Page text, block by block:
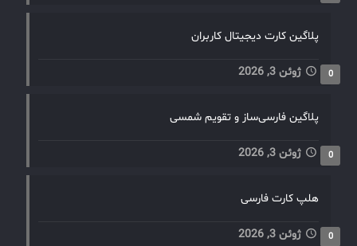
پلاگین کارت دیجیتال کاربران
ژوئن 3, 2026 0
پلاگین فارسی‌ساز و تقویم شمسی
ژوئن 3, 2026 0
هلپ کارت فارسی
ژوئن 3, 2026 0